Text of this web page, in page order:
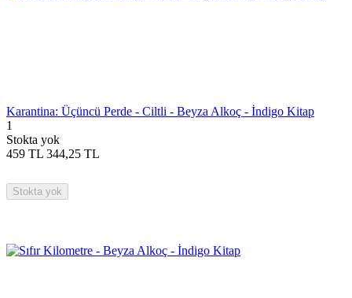
Karantina: Üçüncü Perde - Ciltli - Beyza Alkoç - İndigo Kitap
1
Stokta yok
459 TL 344,25 TL
Stokta yok